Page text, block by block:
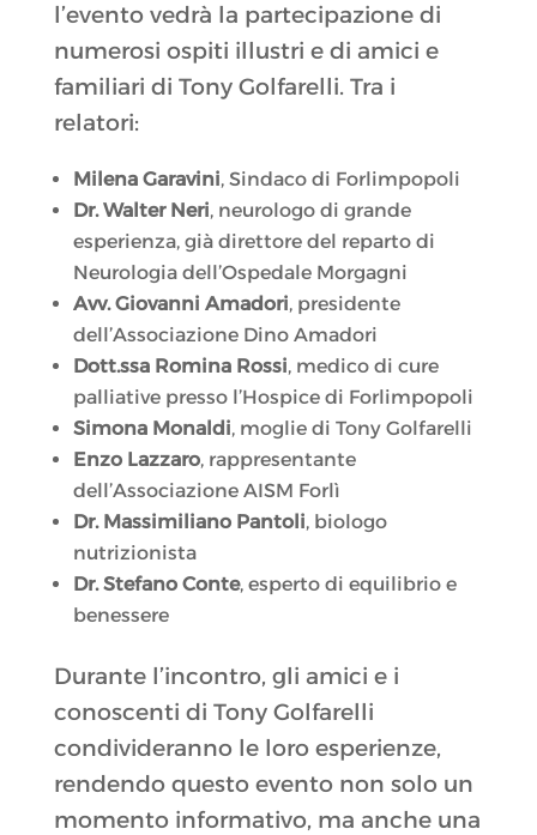
l’evento vedrà la partecipazione di
numerosi ospiti illustri e di amici e
familiari di Tony Golfarelli. Tra i
relatori:
Milena Garavini, Sindaco di Forlimpopoli
Dr. Walter Neri, neurologo di grande
esperienza, già direttore del reparto di
Neurologia dell’Ospedale Morgagni
Avv. Giovanni Amadori, presidente
dell’Associazione Dino Amadori
Dott.ssa Romina Rossi, medico di cure
palliative presso l’Hospice di Forlimpopoli
Simona Monaldi, moglie di Tony Golfarelli
Enzo Lazzaro, rappresentante
dell’Associazione AISM Forlì
Dr. Massimiliano Pantoli, biologo
nutrizionista
Dr. Stefano Conte, esperto di equilibrio e
benessere
Durante l’incontro, gli amici e i
conoscenti di Tony Golfarelli
condivideranno le loro esperienze,
rendendo questo evento non solo un
momento informativo, ma anche una